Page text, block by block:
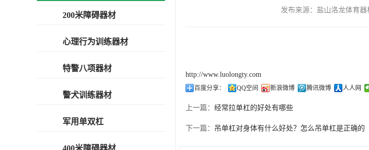
发布来源：盐山洛龙体
http://www.luolongty.com
百度分享： QQ空间 新浪微博 腾讯微博 人人网
上一篇： 经常拉单杠的好处有哪些
下一篇： 吊单杠对身体有什么好处？怎么吊单杠是正确的
200米障碍器材
心理行为训练器材
特警八项器材
警犬训练器材
军用单双杠
400米障碍器材